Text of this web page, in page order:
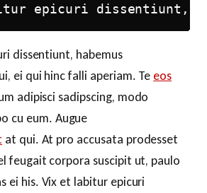
epicuri dissentiunt,
dissentiunt, habemus
ei qui hinc falli aperiam. Te eos
adipisci sadipscing, modo
cu eum. Augue
at qui. At pro accusata prodesset
feugait corpora suscipit ut, paulo
ei his. Vix et labitur epicuri